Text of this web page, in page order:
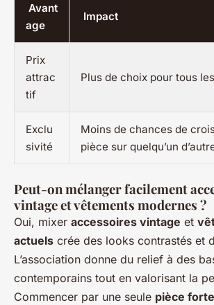
Avant
age
Impact
Prix
attrac
tif
Plus de choix pour tous
Exclu
sivité
Moins de chances de
pièce sur quelqu’un
Peut-on mélanger facilement
vintage et vêtements modernes ?
Oui, mixer accessoires vintage et
actuels crée des looks contrastés et
L’association donne du relief à des
contemporains tout en valorisant la
Commencer par une seule pièce forte